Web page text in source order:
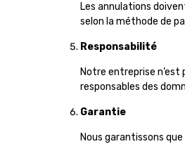
Les annulations
selon la méthode de
Responsabilité
Notre entreprise n’est
responsables des
Garantie
Nous garantissons